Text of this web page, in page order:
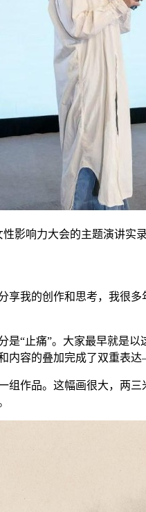
影响力大会的主题演讲实
享我的创作和思考，我很
是“止痛”。大家最早就是
内容的叠加完成了双重表
组作品。这幅画很大，两